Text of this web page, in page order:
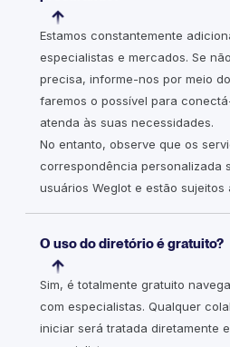
Estamos constantemente
especialistas e mercados. Se
precisa, informe-nos por meio
faremos o possível para
atenda às suas necessidades.
No entanto, observe que os
correspondência personalizada
usuários Weglot e estão sujeitos
O uso do diretório é gratuito?
Sim, é totalmente gratuito
com especialistas. Qualquer
iniciar será tratada diretamente